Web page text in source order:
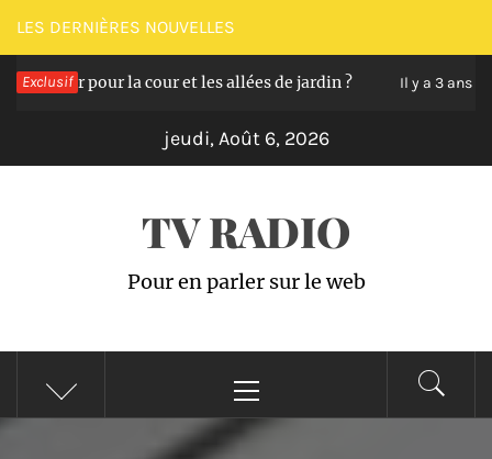
Passer
au
contenu
LES DERNIÈRES NOUVELLES
Exclusif
pour la cour et les allées de jardin ? Il y a 3 ans
jeudi, Août 6, 2026
TV RADIO
Pour en parler sur le web
principal